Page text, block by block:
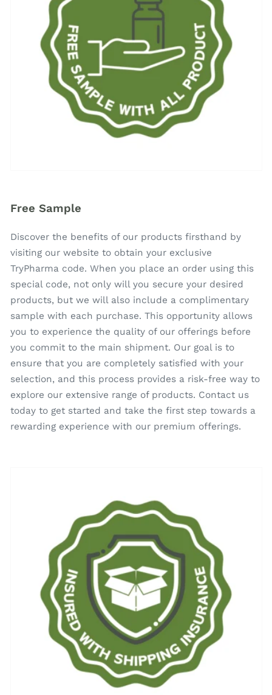
Free Sample
Discover the benefits of our products firsthand by
visiting our website to obtain your exclusive
TryPharma code. When you place an order using this
special code, not only will you secure your desired
products, but we will also include a complimentary
sample with each purchase. This opportunity allows
you to experience the quality of our offerings before
you commit to the main shipment. Our goal is to
ensure that you are completely satisfied with your
selection, and this process provides a risk-free way to
explore our extensive range of products. Contact us
today to get started and take the first step towards a
rewarding experience with our premium offerings.